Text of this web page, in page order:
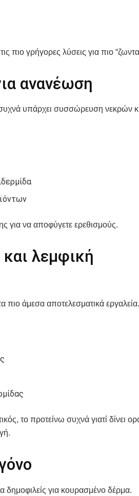
πιο γρήγορες λύσεις για πιο
ανανέωση
υπάρχει συσσώρευση νεκρών
για να αποφύγετε ερεθισμούς.
λεμφική
άμεσα αποτελεσματικά εργαλεία.
το προτείνω συχνά γιατί δίνει
δημοφιλείς για κουρασμένο δέρμα.